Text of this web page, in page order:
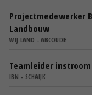
Projectmedewerker
Landbouw
WIJ.LAND - ABCOUDE
Teamleider
IBN - SCHAIJK